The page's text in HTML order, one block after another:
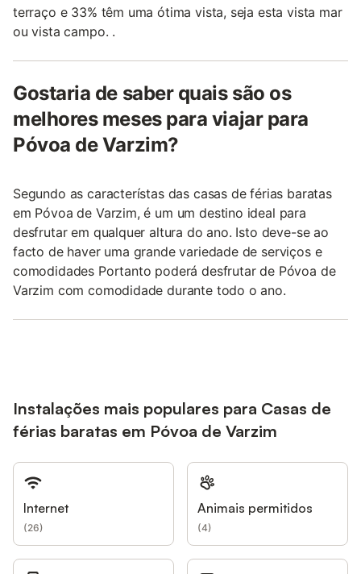
terraço e 33% têm uma ótima vista, seja esta vista mar
ou vista campo. .
Gostaria de saber quais são os
melhores meses para viajar para
Póvoa de Varzim?
Segundo as característas das casas de férias baratas
em Póvoa de Varzim, é um um destino ideal para
desfrutar em qualquer altura do ano. Isto deve-se ao
facto de haver uma grande variedade de serviços e
comodidades Portanto poderá desfrutar de Póvoa de
Varzim com comodidade durante todo o ano.
Instalações mais populares para Casas de
férias baratas em Póvoa de Varzim
Internet
(26)
Animais permitidos
(4)